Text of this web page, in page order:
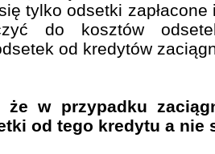
tylko odsetki
do kosztów
od kredytów
że w przypadku
od tego kredytu a nie